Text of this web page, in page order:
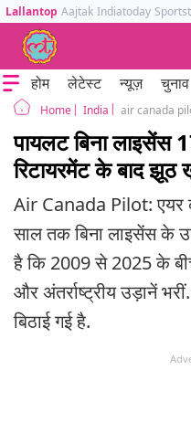
Lallantop Aajtak Indiatoday
होम लेटेस्ट न्यूज़ चुनाव
Home India
पायलट बिना लाइसेंस
रिटायरमेंट के बाद झूठ
Air Canada Pilot: एयर
साल तक बिना लाइसेंस के
है कि 2009 से 2025 के
और अंतर्राष्ट्रीय उड़ानें
बिठाई गई है.